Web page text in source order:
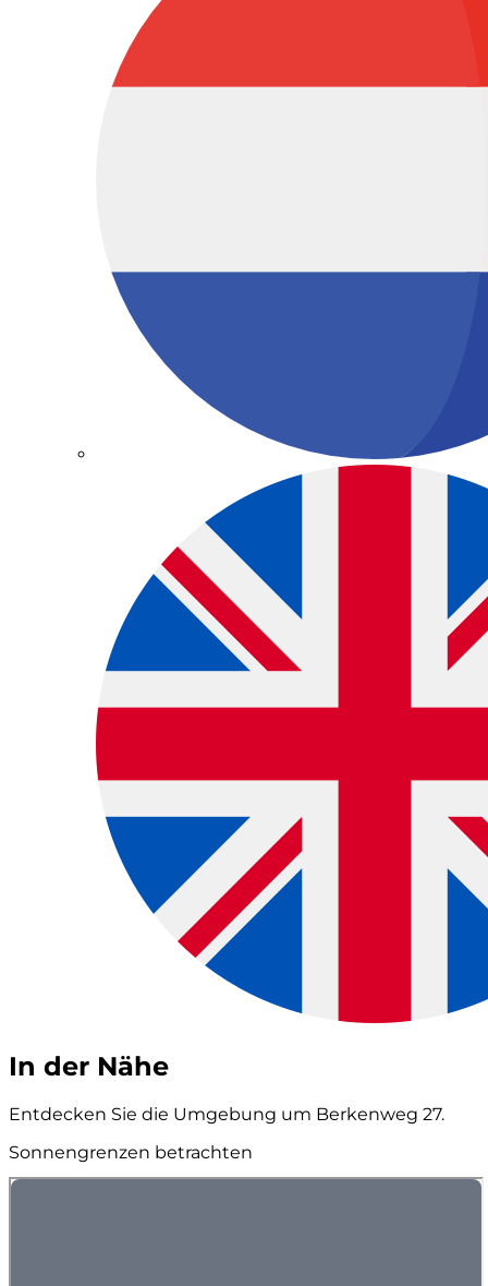
In der Nähe
Entdecken Sie die Umgebung um Berkenweg 27.
Sonnengrenzen betrachten